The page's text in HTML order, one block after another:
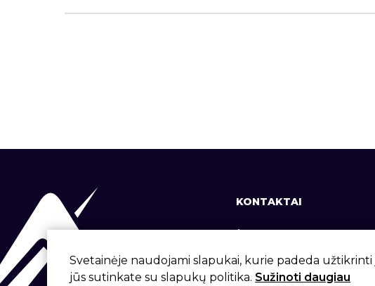
KONTAKTAI
+370 37 337641, +370
info@aivita.lt
Svetainėje naudojami slapukai, kurie padeda
jūs sutinkate su slapukų politika. Sužinoti daugiau